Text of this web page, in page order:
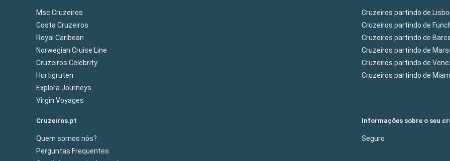
Msc Cruzeiros
Costa Cruzeiros
Royal Caribean
Norwegian Cruise Line
Cruzeiros Celebrity
Hurtigruten
Explora Journeys
Virgin Voyages
Cruzeiros partindo de
Cruzeiros partindo de
Cruzeiros partindo de
Cruzeiros partindo de
Cruzeiros partindo de
Cruzeiros partindo de Miam
Cruzeiros.pt
Quem somos nós?
Perguntas Frequentes
Informações sobre o seu
Seguro